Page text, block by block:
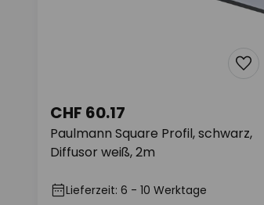
Paulmann Square Profil, schwarz,
Diffusor weiß, 2m
CHF 60.17
Lieferzeit: 6 - 10 Werktage